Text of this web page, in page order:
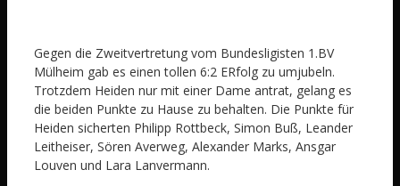
Gegen die Zweitvertretung vom Bundesligisten 1.BV
Mülheim gab es einen tollen 6:2 ERfolg zu umjubeln.
Trotzdem Heiden nur mit einer Dame antrat, gelang es
die beiden Punkte zu Hause zu behalten. Die Punkte für
Heiden sicherten Philipp Rottbeck, Simon Buß, Leander
Leitheiser, Sören Averweg, Alexander Marks, Ansgar
Louven und Lara Lanvermann.